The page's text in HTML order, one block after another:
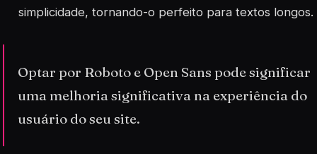
simplicidade, tornando-o perfeito para textos longos.
Optar por Roboto e Open Sans pode significar
uma melhoria significativa na experiência do
usuário do seu site.